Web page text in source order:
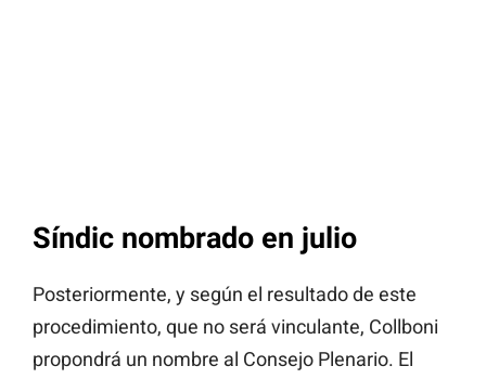
Síndic nombrado en julio
Posteriormente, y según el resultado de este
procedimiento, que no será vinculante, Collboni
propondrá un nombre al Consejo Plenario. El